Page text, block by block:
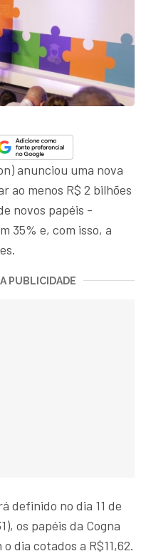
anunciou uma nova
ao menos R$ 2 bilhões
novos papéis -
35% e, com isso, a
PUBLICIDADE
definido no dia 11 de
os papéis da Cogna
dia cotados a R$11,62.